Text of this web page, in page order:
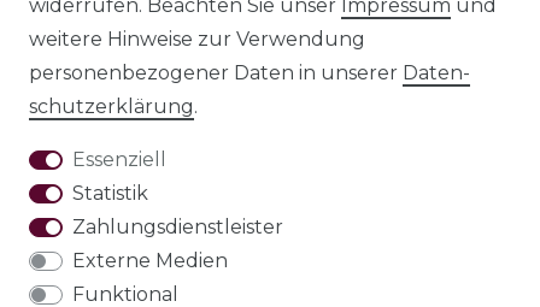
widerrufen. Beachten Sie unser Impressum und
weitere Hinweise zur Verwendung
personenbezogener Daten in unserer Daten­
schutz­erklärung.
Essenziell
Statistik
Zahlungsdienstleister
Externe Medien
Funktional
Daten­schutz­
erklärung
AGB